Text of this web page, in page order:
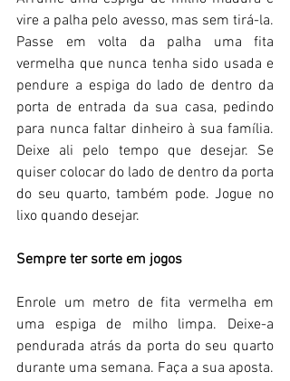
vire a palha pelo avesso, mas sem tirá-la.
Passe em volta da palha uma fita
vermelha que nunca tenha sido usada e
pendure a espiga do lado de dentro da
porta de entrada da sua casa, pedindo
para nunca faltar dinheiro à sua família.
Deixe ali pelo tempo que desejar. Se
quiser colocar do lado de dentro da porta
do seu quarto, também pode. Jogue no
lixo quando desejar.
Sempre ter sorte em jogos
Enrole um metro de fita vermelha em
uma espiga de milho limpa. Deixe-a
pendurada atrás da porta do seu quarto
durante uma semana. Faça a sua aposta.